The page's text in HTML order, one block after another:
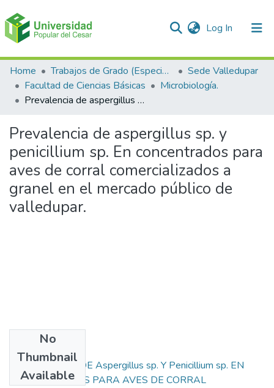
Log In (current)
Communities & Collections
All of DSpace
Home Trabajos de Grado (Especializaciones y Pregrados)
Sede Valledupar
Facultad de Ciencias Básicas
Microbiología.
Prevalencia de aspergillus sp. y penicillium sp. En concentrados para aves de corral comercializados a granel en el mercado público de valledupar.
Prevalencia de aspergillus sp. y
penicillium sp. En concentrados para
aves de corral comercializados a
granel en el mercado público de
valledupar.
No
Thumbnail
Available
PREVALENCIA DE Aspergillus sp. Y Penicillium sp. EN
CONCENTRADOS PARA AVES DE CORRAL